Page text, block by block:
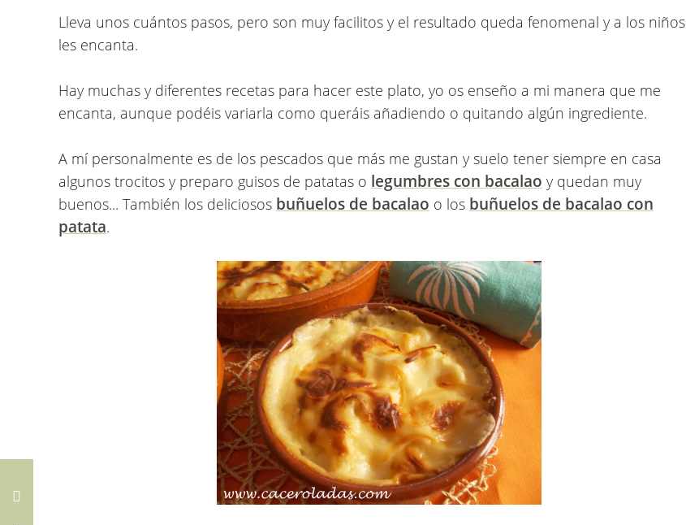
Lleva unos cuántos pasos, pero son muy facilitos y el resultado queda fenomenal y a los niños
les encanta.
Hay muchas y diferentes recetas para hacer este plato, yo os enseño a mi manera que me
encanta, aunque podéis variarla como queráis añadiendo o quitando algún ingrediente.
A mí personalmente es de los pescados que más me gustan y suelo tener siempre en casa
algunos trocitos y preparo guisos de patatas o legumbres con bacalao y quedan muy
buenos... También los deliciosos buñuelos de bacalao o los buñuelos de bacalao con
patata.